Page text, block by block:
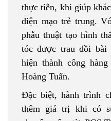
thực tiễn, khi giúp
diện mạo trẻ trung.
phẫu thuật tạo hình
tóc được trau dồi
hiện thành công
Hoàng Tuấn.
Đặc biệt, hành trình
thêm giá trị khi có